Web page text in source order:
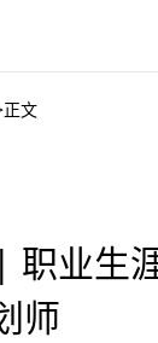
正文
业生涯
师